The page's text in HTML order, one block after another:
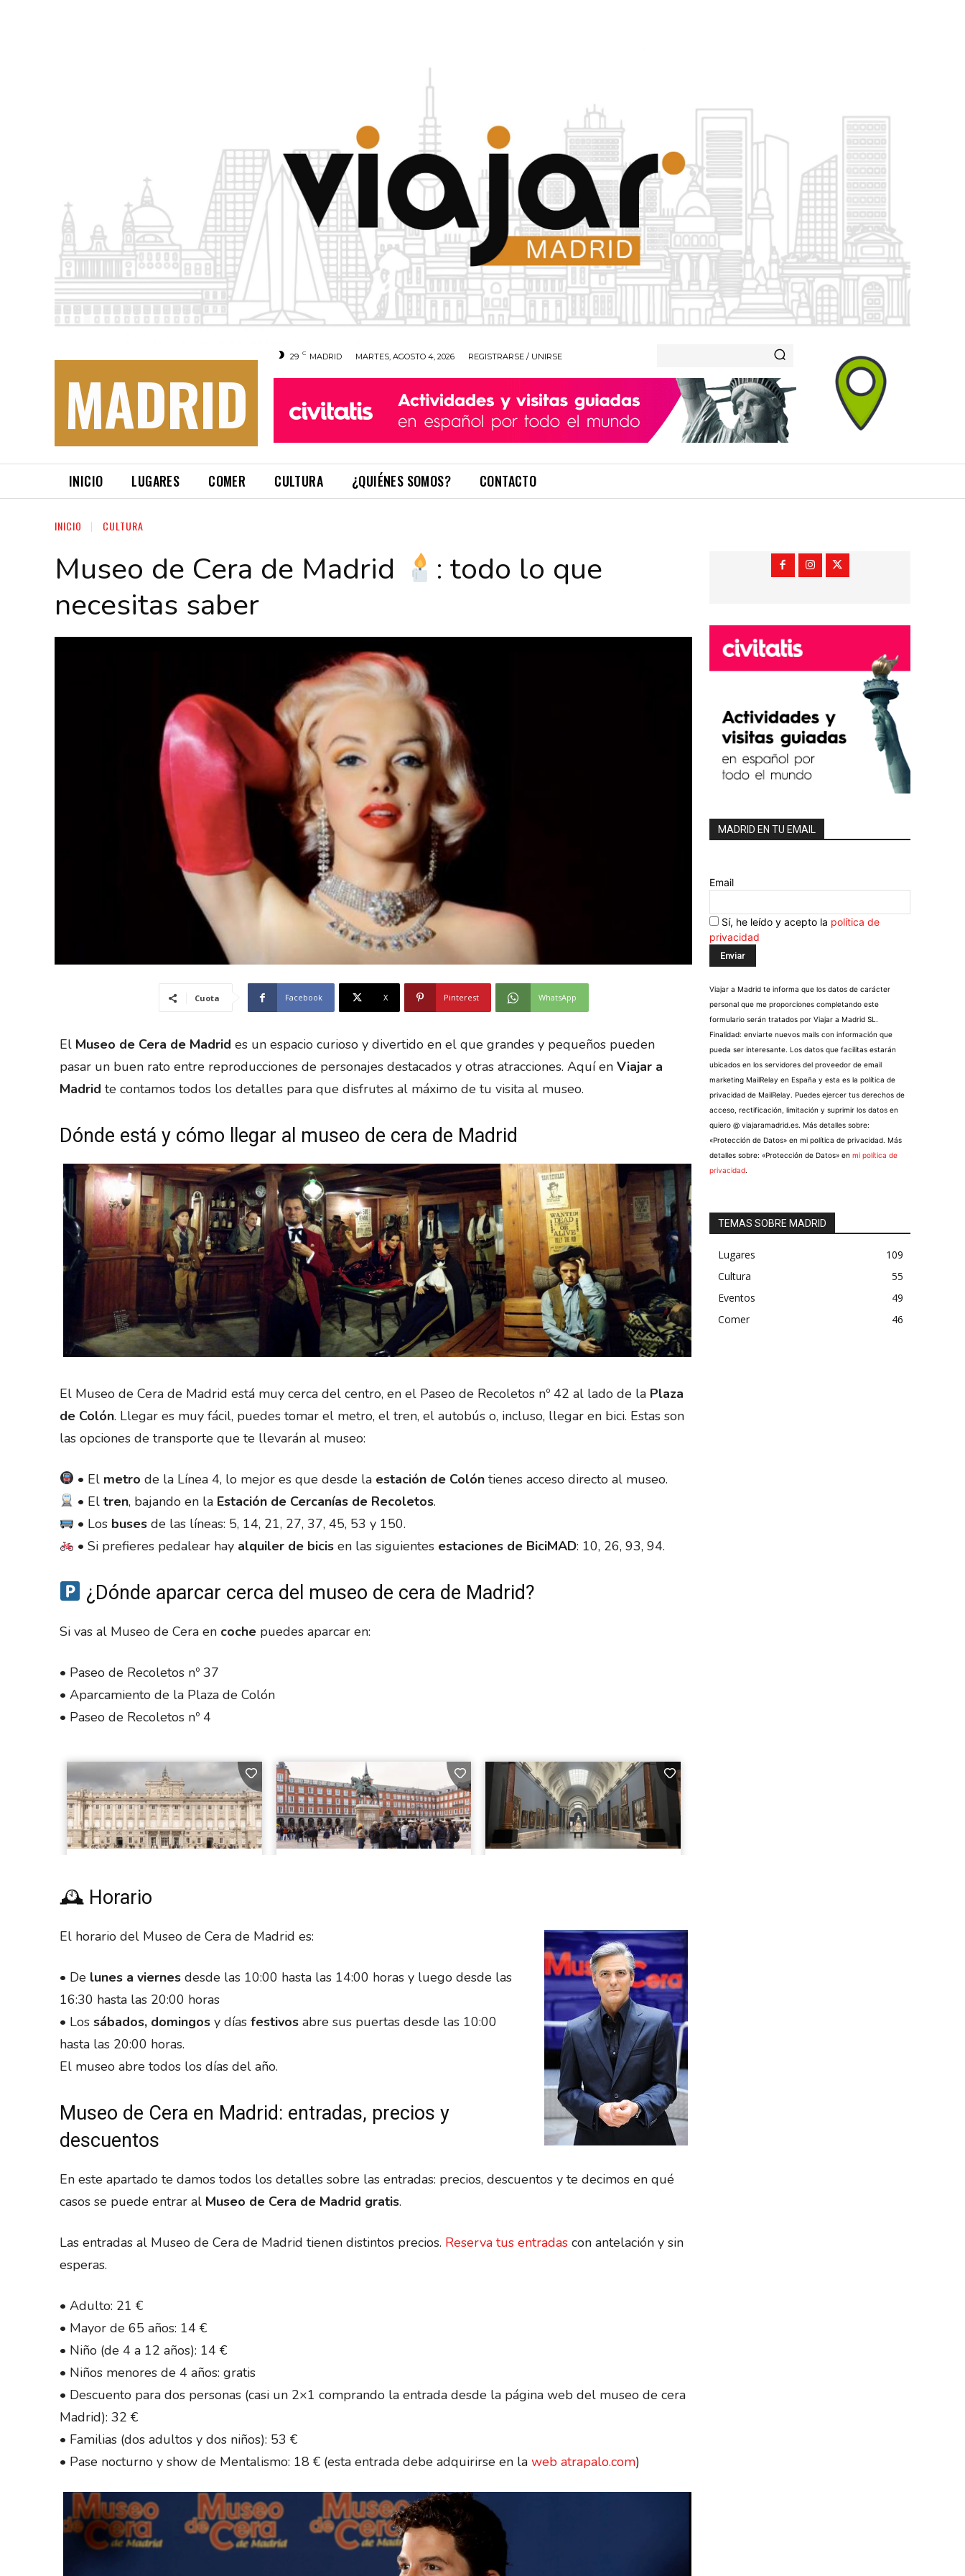
MADRID
29 C MADRID MARTES, AGOSTO 4, 2026 REGISTRARSE / UNIRSE
INICIO LUGARES COMER CULTURA ¿QUIÉNES SOMOS? CONTACTO
INICIO CULTURA
Museo de Cera de Madrid
: todo lo que
necesitas saber
Cuota Facebook X Pinterest WhatsApp
El Museo de Cera de Madrid es un espacio curioso y divertido en el que grandes y pequeños pueden
pasar un buen rato entre reproducciones de personajes destacados y otras atracciones. Aquí en Viajar a
Madrid te contamos todos los detalles para que disfrutes al máximo de tu visita al museo.
Dónde está y cómo llegar al museo de cera de Madrid
El Museo de Cera de Madrid está muy cerca del centro, en el Paseo de Recoletos nº 42 al lado de la Plaza
de Colón. Llegar es muy fácil, puedes tomar el metro, el tren, el autobús o, incluso, llegar en bici. Estas son
las opciones de transporte que te llevarán al museo:
• El metro de la Línea 4, lo mejor es que desde la estación de Colón tienes acceso directo al museo.
• El tren, bajando en la Estación de Cercanías de Recoletos.
• Los buses de las líneas: 5, 14, 21, 27, 37, 45, 53 y 150.
• Si prefieres pedalear hay alquiler de bicis en las siguientes estaciones de BiciMAD: 10, 26, 93, 94.
¿Dónde aparcar cerca del museo de cera de Madrid?
Si vas al Museo de Cera en cochepuedes aparcar en:
• Paseo de Recoletos nº 37
• Aparcamiento de la Plaza de Colón
• Paseo de Recoletos nº 4
🕰 Horario
El horario del Museo de Cera de Madrid es:
• De lunes a viernesdesde las 10:00 hasta las 14:00 horas y luego desde las
16:30 hasta las 20:00 horas
• Los sábados, domingosy días festivosabre sus puertas desde las 10:00
hasta las 20:00 horas.
El museo abre todos los días del año.
Museo de Cera en Madrid: entradas, precios y
descuentos
En este apartado te damos todos los detalles sobre las entradas: precios, descuentos y te decimos en qué
casos se puede entrar al Museo de Cera de Madrid gratis.
Las entradas al Museo de Cera de Madrid tienen distintos precios. Reserva tus entradascon antelación y sin
esperas.
• Adulto: 21 €
• Mayor de 65 años: 14 €
• Niño (de 4 a 12 años): 14 €
• Niños menores de 4 años: gratis
• Descuento para dos personas (casi un 2×1 comprando la entrada desde la página web del museo de cera
Madrid): 32 €
• Familias (dos adultos y dos niños): 53 €
• Pase nocturno y show de Mentalismo: 18 € (esta entrada debe adquirirse en la web atrapalo.com)
MADRID EN TU EMAIL
Email
Sí, he leído y acepto la política de
privacidad
Viajar a Madrid te informa que los datos de carácter
personal que me proporciones completando este
formulario serán tratados por Viajar a Madrid SL.
Finalidad: enviarte nuevos mails con información que
pueda ser interesante. Los datos que facilitas estarán
ubicados en los servidores del proveedor de email
marketing MailRelay en España y esta es la política de
privacidad de MailRelay. Puedes ejercer tus derechos de
acceso, rectificación, limitación y suprimir los datos en
quiero @ viajaramadrid.es. Más detalles sobre:
«Protección de Datos» en mi política de privacidad. Más
detalles sobre: «Protección de Datos» en mi política de
privacidad.
TEMAS SOBRE MADRID
Lugares
109
Cultura
55
Eventos
49
Comer
46